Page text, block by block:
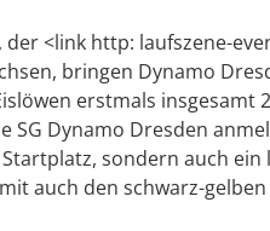
<link http: laufszene-
bringen Dynamo
erstmals insgesamt
SG Dynamo Dresden
sondern auch
auch den schwarz-gelben